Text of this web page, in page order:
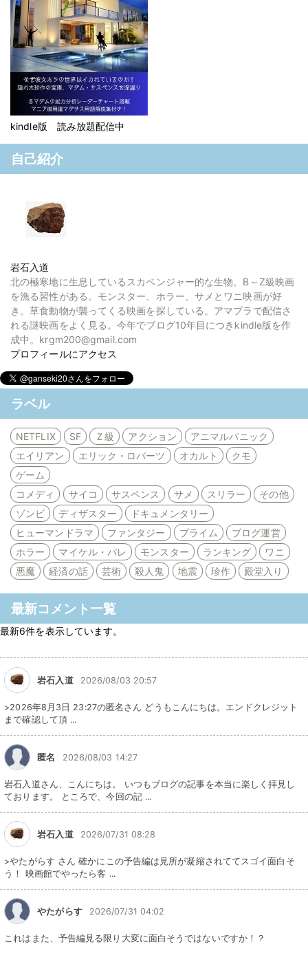
kindle版 読み放題配信中
自己紹介
岩石入道
北の極寒地に生息しているスカベンジャー的な生物。B～Z級映画
を漁る習性がある。モンスター、ホラー、サメとワニ映画が好
き。草食動物が襲ってくる映画を探している。アマプラで配信さ
れる謎映画をよく見る。今年でブログ10年目につきkindle版を作
成中。krgm200@gmail.com
プロフィールにアクセス
ラベル
NETFLIX SF Ｚ級 アクション
アニマルパニック
エイリアン
エリック・ロバーツ オカルト
クモ
ゲーム
コメディ
サイコ サスペンス サメ スリラー
その他
ゾンビ
ディザスター
ドキュメンタリー
ヒューマンドラマ
ファンタジー プライム
ブログ運営
ホラー
マイケル・パレ モンスター ランキング
ワニ
悪魔
経済の話 芸術 殺人鬼 地震 珍作 殿堂入り
最新コメント一覧
最新6件を表示しています。
岩石入道 2026/08/03 20:57
>2026年8月3日 23:27の匿名さん どうもこんにちは。エンドクレジット
まで確認して頂 ...
匿名 2026/08/03 14:27
岩石入道さん、こんにちは。 いつもブログの記事を本当に楽しく拝見し
ております。 ところで、今回の記 ...
岩石入道 2026/07/31 08:28
>やたがらす さん 確かにこの予告編は見所が凝縮されててスゴイ面白そ
う！ 映画館でやったら客 ...
やたがらす 2026/07/31 04:02
これはまた、予告編見る限り大変に面白そうではないですか！？